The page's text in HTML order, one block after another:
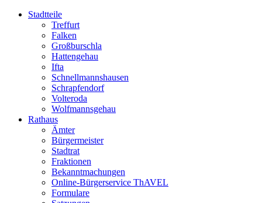
Stadtteile
Treffurt
Falken
Großburschla
Hattengehau
Ifta
Schnellmannshausen
Schrapfendorf
Volteroda
Wolfmannsgehau
Rathaus
Ämter
Bürgermeister
Stadtrat
Fraktionen
Bekanntmachungen
Online-Bürgerservice ThAVEL
Formulare